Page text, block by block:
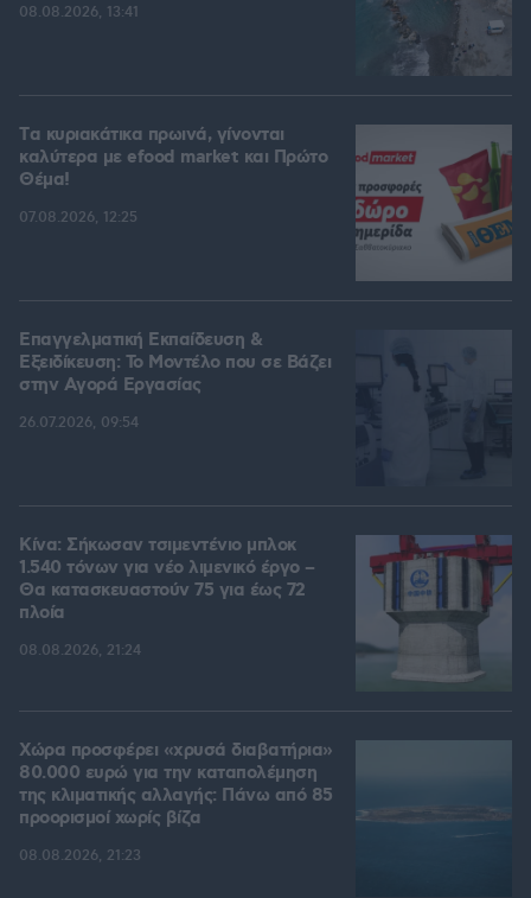
08.08.2026, 13:41
Tα κυριακάτικα πρωινά, γίνονται
καλύτερα με efood market και Πρώτο
Θέμα!
07.08.2026, 12:25
Επαγγελματική Εκπαίδευση &
Εξειδίκευση: Το Mοντέλο που σε Bάζει
στην Aγορά Eργασίας
26.07.2026, 09:54
Κίνα: Σήκωσαν τσιμεντένιο μπλοκ
1.540 τόνων για νέο λιμενικό έργο –
Θα κατασκευαστούν 75 για έως 72
πλοία
08.08.2026, 21:24
Χώρα προσφέρει «χρυσά διαβατήρια»
80.000 ευρώ για την καταπολέμηση
της κλιματικής αλλαγής: Πάνω από 85
προορισμοί χωρίς βίζα
08.08.2026, 21:23